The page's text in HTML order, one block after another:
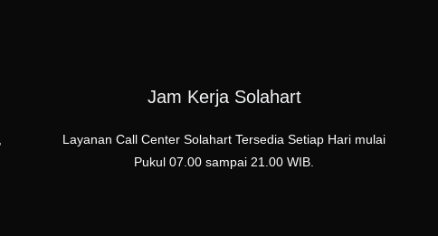
Jam Kerja Solahart
Layanan Call Center Solahart Tersedia Setiap Hari mulai
Pukul 07.00 sampai 21.00 WIB.